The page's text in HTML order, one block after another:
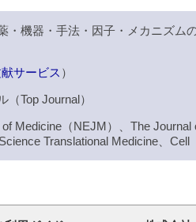
・機器・手法・因子・メカニズ
サービス ）
Top Journal）
Medicine（NEJM）、The
Translational Medicine、Cell